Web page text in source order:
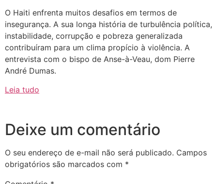
O Haiti enfrenta muitos desafios em termos de
insegurança. A sua longa história de turbulência política,
instabilidade, corrupção e pobreza generalizada
contribuíram para um clima propício à violência. A
entrevista com o bispo de Anse-à-Veau, dom Pierre
André Dumas.
Leia tudo
Deixe um comentário
O seu endereço de e-mail não será publicado. Campos
obrigatórios são marcados com *